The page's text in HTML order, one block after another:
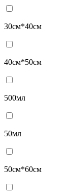
30см*40см
40см*50см
500мл
50мл
50см*60см